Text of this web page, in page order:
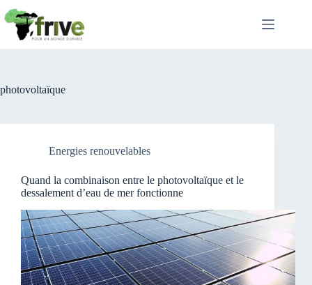
au
contenu
photovoltaïque
Energies renouvelables
Quand la combinaison entre le photovoltaïque et le
dessalement d’eau de mer fonctionne